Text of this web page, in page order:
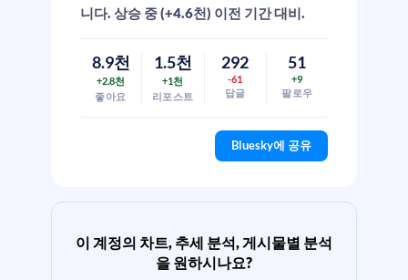
니다. 상승 중 (+4.6천) 이전 기간 대비.
8.9천
+2.8천
좋아요
1.5천
+1천
리포스트
292
-61
답글
51
+9
팔로우
Bluesky에 공유
이 계정의 차트, 추세 분석, 게시물별 분석
을 원하시나요?